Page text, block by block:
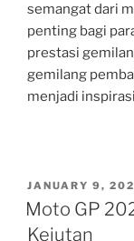
semangat dari
penting bagi
prestasi
gemilang
menjadi
POSTED
ON
JANUARY 9,
Moto GP
Kejutan